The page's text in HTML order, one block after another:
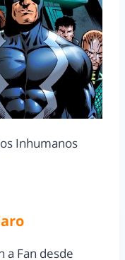
Inhumanos
a Fan desde